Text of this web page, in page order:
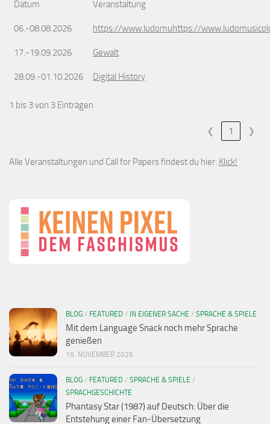
Datum Veranstaltung
06.-08.08.2026 https://www.ludomuhttps://
17.-19.09.2026 Gewalt
28.09.-01.10.2026 Digital History
1 bis 3 von 3 Einträgen
❮ 1 ❯
Alle Veranstaltungen und Call for Papers findest du hier: Klick!
BLOG / FEATURED / IN EIGENER SACHE / SPRACHE & SPIELE
Mit dem Language Snack noch mehr Sprache
genießen
19. NOVEMBER 2025
BLOG / FEATURED / SPRACHE & SPIELE /
SPRACHGESCHICHTE
Phantasy Star (1987) auf Deutsch: Über die
Entstehung einer Fan-Übersetzung